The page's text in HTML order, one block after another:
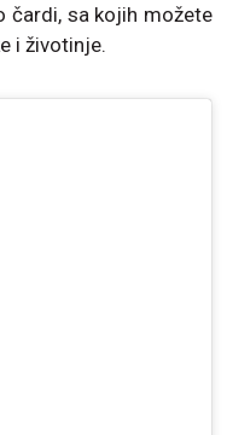
čardi, sa kojih možete
i životinje.